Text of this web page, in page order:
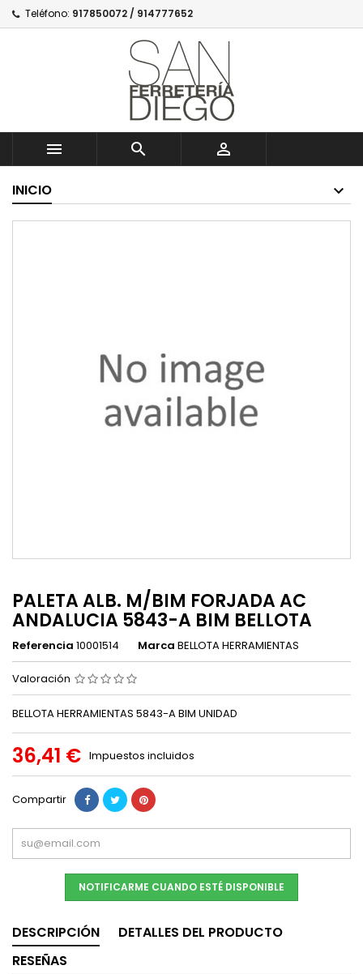
Teléfono: 917850072 / 914777652
  
INICIO
PALETA ALB. M/BIM FORJADA AC
ANDALUCIA 5843-A BIM BELLOTA
Referencia 10001514 Marca BELLOTA HERRAMIENTAS
Valoración
BELLOTA HERRAMIENTAS 5843-A BIM UNIDAD
36,41 € Impuestos incluidos
Compartir
NOTIFICARME CUANDO ESTÉ DISPONIBLE
DESCRIPCIÓN
DETALLES DEL PRODUCTO
RESEÑAS